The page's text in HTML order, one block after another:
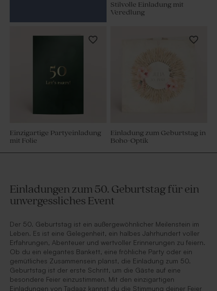
Stilvolle Einladung mit
Veredlung
Einzigartige Partyeinladung
mit Folie
Einladung zum Geburtstag in
Boho-Optik
Einladungen zum 50. Geburtstag für ein
unvergessliches Event
Der 50. Geburtstag ist ein außergewöhnlicher Meilenstein im
Leben. Es ist eine Gelegenheit, ein halbes Jahrhundert voller
Erfahrungen, Abenteuer und wertvoller Erinnerungen zu feiern.
Ob du ein elegantes Bankett, eine fröhliche Party oder ein
gemütliches Zusammensein planst, die Einladung zum 50.
Geburtstag ist der erste Schritt, um die Gäste auf eine
besondere Feier einzustimmen. Mit den einzigartigen
Einladungen von Tadaaz kannst du die Stimmung deiner Feier